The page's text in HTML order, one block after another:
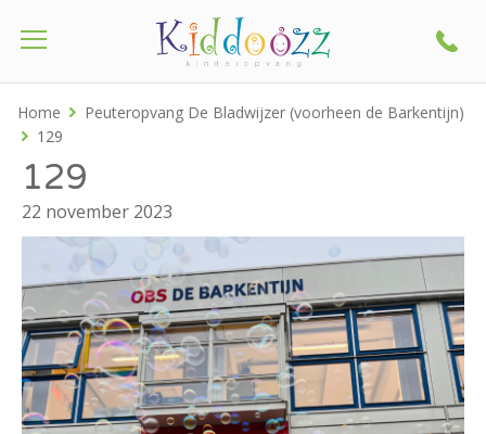
Home
Peuteropvang De Bladwijzer (voorheen de Barkentijn)
129
129
22 november 2023